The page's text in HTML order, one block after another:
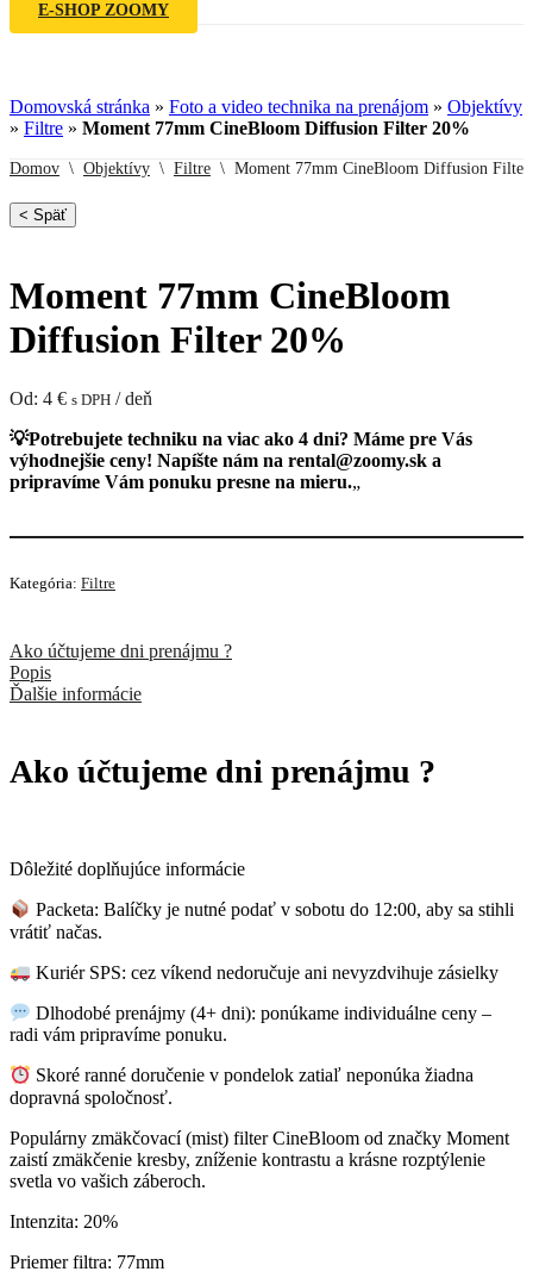
E-SHOP ZOOMY
Domovská stránka » Foto a video technika na prenájom » Objektívy
» Filtre » Moment 77mm CineBloom Diffusion Filter 20%
Domov \ Objektívy \ Filtre \ Moment 77mm CineBloom Diffusion Filter
< Späť
Moment 77mm CineBloom
Diffusion Filter 20%
Od: 4 € s DPH / deň
💡Potrebujete techniku na viac ako 4 dni? Máme pre Vás
výhodnejšie ceny! Napíšte nám na rental@zoomy.sk a
pripravíme Vám ponuku presne na mieru.„
Kategória: Filtre
Ako účtujeme dni prenájmu ?
Popis
Ďalšie informácie
Ako účtujeme dni prenájmu ?
Dôležité doplňujúce informácie
Packeta: Balíčky je nutné podať v sobotu do 12:00, aby sa stihli
vrátiť načas.
Kuriér SPS: cez víkend nedoručuje ani nevyzdvihuje zásielky
Dlhodobé prenájmy (4+ dni): ponúkame individuálne ceny –
radi vám pripravíme ponuku.
Skoré ranné doručenie v pondelok zatiaľ neponúka žiadna
dopravná spoločnosť.
Populárny zmäkčovací (mist) filter CineBloom od značky Moment
zaistí zmäkčenie kresby, zníženie kontrastu a krásne rozptýlenie
svetla vo vašich záberoch.
Intenzita: 20%
Priemer filtra: 77mm